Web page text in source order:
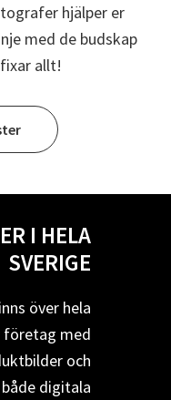
hjälper er
med de budskap
allt!
I HELA
SVERIGE
över hela
företag med
och
digitala